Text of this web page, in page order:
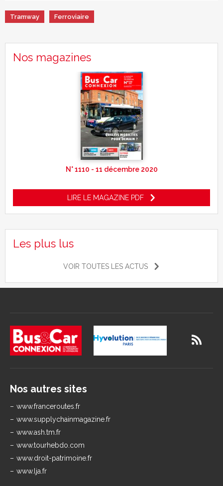
Tramway Ferroviaire
Nos magazines
N° 1110 - 11 décembre 2020
LIRE LE MAGAZINE PDF
Les plus lus
VOIR TOUTES LES ACTUS
Nos autres sites
www.franceroutes.fr
www.supplychainmagazine.fr
www.ash.tm.fr
www.tourhebdo.com
www.droit-patrimoine.fr
www.lja.fr